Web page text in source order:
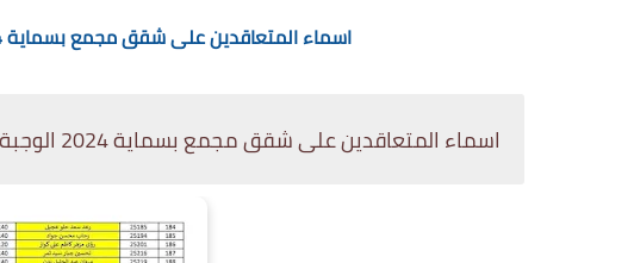
اسماء المتعاقدين على شقق مجمع بسماية 2024 الوجبة الثانية
اسماء المتعاقدين على شقق مجمع بسماية 2024 الوجبة الاولى